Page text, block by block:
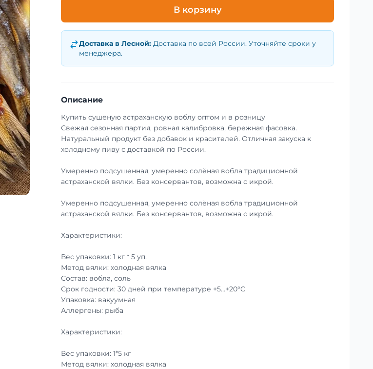
В корзину
Доставка в Лесной: Доставка по всей России. Уточняйте сроки у
менеджера.
Описание
Купить сушёную астраханскую воблу оптом и в розницу
Свежая сезонная партия, ровная калибровка, бережная фасовка.
Натуральный продукт без добавок и красителей. Отличная закуска к
холодному пиву с доставкой по России.
Умеренно подсушенная, умеренно солёная вобла традиционной
астраханской вялки. Без консервантов, возможна с икрой.
Умеренно подсушенная, умеренно солёная вобла традиционной
астраханской вялки. Без консервантов, возможна с икрой.
Характеристики:
Вес упаковки: 1 кг * 5 уп.
Метод вялки: холодная вялка
Состав: вобла, соль
Срок годности: 30 дней при температуре +5…+20°C
Упаковка: вакуумная
Аллергены: рыба
Характеристики:
Вес упаковки: 1*5 кг
Метод вялки: холодная вялка